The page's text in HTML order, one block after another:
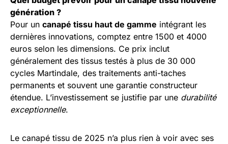
génération ?
Pour un canapé tissu haut de gamme intégrant les
dernières innovations, comptez entre 1500 et 4000
euros selon les dimensions. Ce prix inclut
généralement des tissus testés à plus de 30 000
cycles Martindale, des traitements anti-taches
permanents et souvent une garantie constructeur
étendue. L’investissement se justifie par une durabilité
exceptionnelle.
Le canapé tissu de 2025 n’a plus rien à voir avec ses